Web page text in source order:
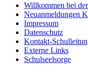
Willkommen bei
Neuanmeldungen
Impressum
Datenschutz
Kontakt-
Externe Links
Schulseelsorge